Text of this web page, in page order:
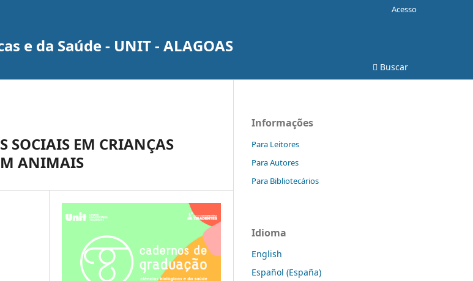
e da Saúde - UNIT - ALAGOAS
Buscar
Acesso
SOCIAIS EM CRIANÇAS
ANIMAIS
Informações
Para Leitores
Para Autores
Para Bibliotecários
Idioma
English
Español (España)